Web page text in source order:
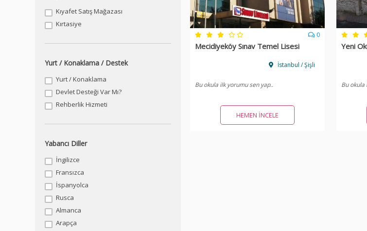
Kıyafet Satış Mağazası
Kırtasiye
Yurt / Konaklama / Destek
Yurt / Konaklama
Devlet Desteği Var Mı?
Rehberlik Hizmeti
Yabancı Diller
İngilizce
Fransızca
İspanyolca
Rusca
Almanca
Arapça
0
Mecidiyeköy Sınav Temel Lisesi
İstanbul / Şişli
Bu okula ilk yorumu sen yap..
HEMEN İNCELE
Yeni
Bu okula